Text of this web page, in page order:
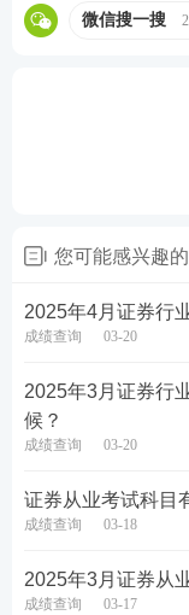
成绩失效。
啦~
考试押宝测评！
⏰测评时间：
⭕测评科目：金
⭕测评题量：每
微信搜一搜
您可能感兴趣
2025年4月证券行
成绩查询 03-20
2025年3月证券行
候？
成绩查询 03-20
证券从业考试科目
成绩查询 03-18
2025年3月证券从
成绩查询 03-17